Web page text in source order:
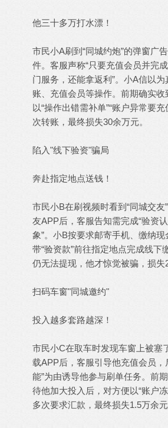
他三十多万打水漂！
市民小A刷到“同城约炮”的弹窗广
件。客服声称“只要充值会员并完
门服务，还能拿返利”。小A信以
账、充值会员等操作。前期确实
以“操作出错需补单”“账户异常要
次转账，最终损失30余万元。
陷入"线下验资"骗局
奔赴指定地点送钱！
市民小B在刷视频时看到“同城交
友APP后，客服告知需完成“验资
象”。小B按要求邮寄手机、缴纳
带“验资款”前往指定地点完成线下
仍无法提现，他才惊觉被骗，损失
扫码车窗"同城邀约"
投入越多套路越深！
市民小C在取车时发现车窗上被塞
载APP后，客服引导他充值会员，
能”为由诱导他参与刷单任务。前
待他加大投入后，对方便以“账户
多次要求汇款，最终损失1.5万余元